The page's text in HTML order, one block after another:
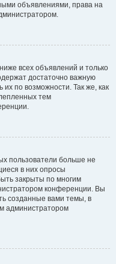
объявлениями, права на
всех объявлений и только
достаточно важную
по возможности. Так же, как
тем
пользователи больше не
в них опросы
закрыты по многим
конференции. Вы
созданные вами темы, в
администратором